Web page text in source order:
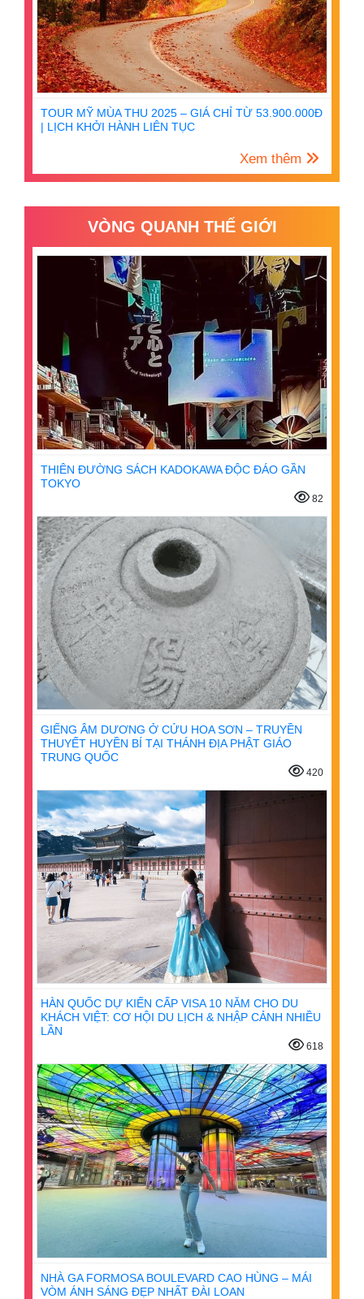
TOUR MỸ MÙA THU 2025 – GIÁ CHỈ TỪ 53.900.000Đ
| LỊCH KHỞI HÀNH LIÊN TỤC
Xem thêm
VÒNG QUANH THẾ GIỚI
THIÊN ĐƯỜNG SÁCH KADOKAWA ĐỘC ĐÁO GẦN
TOKYO
82
GIẾNG ÂM DƯƠNG Ở CỬU HOA SƠN – TRUYỀN
THUYẾT HUYỀN BÍ TẠI THÁNH ĐỊA PHẬT GIÁO
TRUNG QUỐC
420
HÀN QUỐC DỰ KIẾN CẤP VISA 10 NĂM CHO DU
KHÁCH VIỆT: CƠ HỘI DU LỊCH & NHẬP CẢNH NHIỀU
LẦN
618
NHÀ GA FORMOSA BOULEVARD CAO HÙNG – MÁI
VÒM ÁNH SÁNG ĐẸP NHẤT ĐÀI LOAN